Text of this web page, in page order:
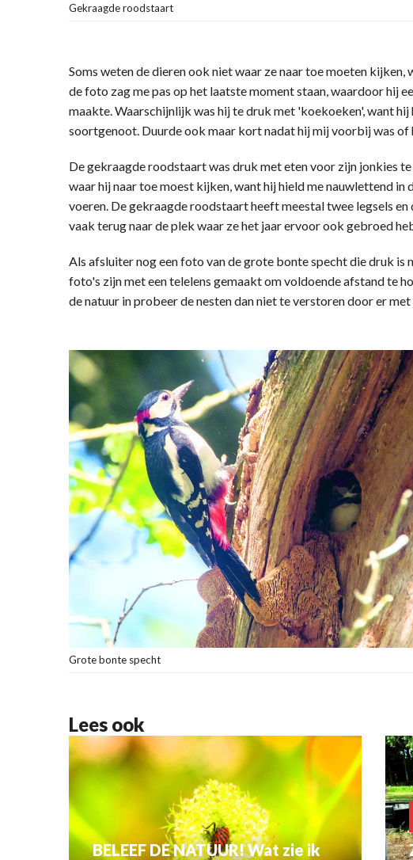
Gekraagde roodstaart
Soms weten de dieren ook niet waar ze naar toe moeten
de foto zag me pas op het laatste moment staan, waardoor hij
maakte. Waarschijnlijk was hij te druk met 'koekoeken', want hij
soortgenoot. Duurde ook maar kort nadat hij mij voorbij was of
De gekraagde roodstaart was druk met eten voor zijn jonkies
waar hij naar toe moest kijken, want hij hield me nauwlettend
voeren. De gekraagde roodstaart heeft meestal twee legsels
vaak terug naar de plek waar ze het jaar ervoor ook gebroed
Als afsluiter nog een foto van de grote bonte specht die druk is
foto's zijn met een telelens gemaakt om voldoende afstand te
de natuur in probeer de nesten dan niet te verstoren door er met
Grote bonte specht
Lees ook
BELEEF DE NATUUR! Wat zie ik